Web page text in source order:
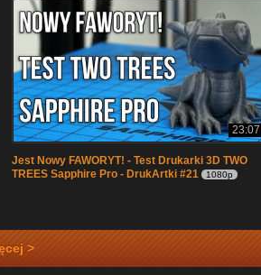
23:07
Jest Nowy FAWORYT! - Test Drukarki 3D TWO
TREES Sapphire Pro - DrukArtki #21
1080p
>